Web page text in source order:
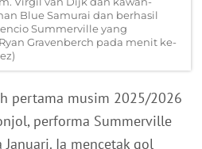
Blue Samurai dan berhasil
Summerville yang
Gravenberch pada menit ke-
pertama musim 2025/2026
performa Summerville
Ia mencetak gol